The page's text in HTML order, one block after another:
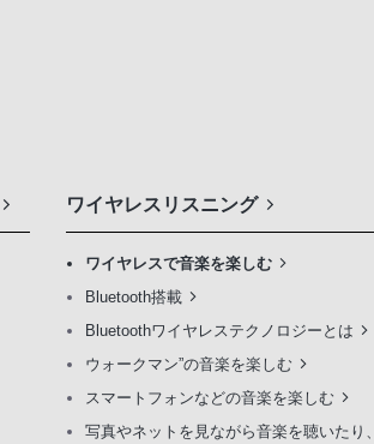
ワイヤレスリスニング
ワイヤレスで音楽を楽しむ
Bluetooth搭載
Bluetoothワイヤレステクノロジーとは
ウォークマン”の音楽を楽しむ
スマートフォンなどの音楽を楽しむ
写真やネットを見ながら音楽を聴いたり、